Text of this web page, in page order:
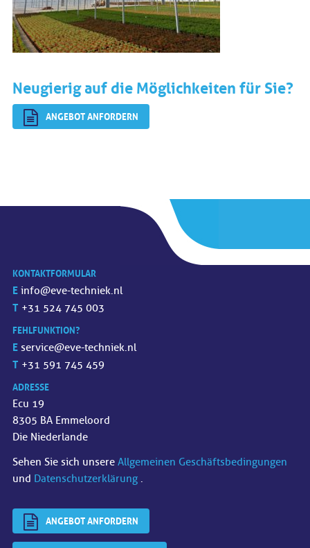
Neugierig auf die Möglichkeiten für Sie?
ANGEBOT ANFORDERN
KONTAKTFORMULAR
E info@eve-techniek.nl
T +31 524 745 003
FEHLFUNKTION?
E service@eve-techniek.nl
T +31 591 745 459
ADRESSE
Ecu 19
8305 BA Emmeloord
Die Niederlande
Sehen Sie sich unsere Allgemeinen Geschäftsbedingungen
und Datenschutzerklärung .
ANGEBOT ANFORDERN